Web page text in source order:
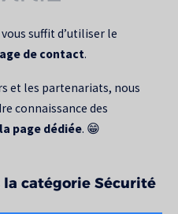
suffit d’utiliser le
de contact.
et les partenariats, nous
connaissance des
page dédiée. 😁
catégorie Sécurité